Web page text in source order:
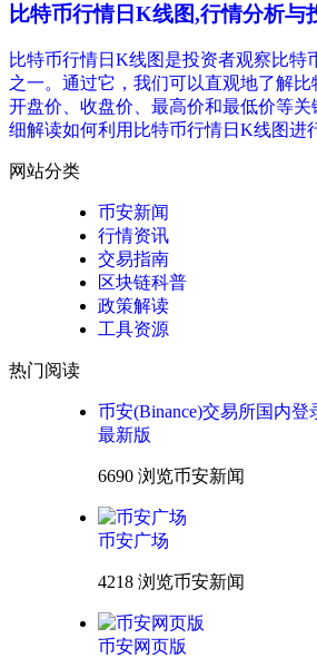
比特币行情日K线图,行情分析与
比特币行情日K线图是投资者观察比特
之一。通过它，我们可以直观地了解
开盘价、收盘价、最高价和最低价等
细解读如何利用比特币行情日K线图进
网站分类
币安新闻
行情资讯
交易指南
区块链科普
政策解读
工具资源
热门阅读
币安(Binance)交易所国内
最新版
6690 浏览币安新闻
币安广场
4218 浏览币安新闻
币安网页版